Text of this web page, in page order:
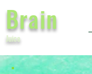
Brain
Juice